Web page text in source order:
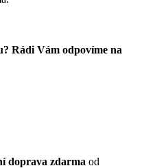
Rádi Vám odpovíme na
doprava zdarma od